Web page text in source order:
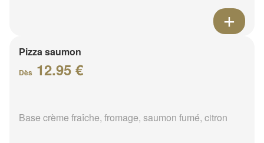
Pizza saumon
Dès 12.95 €
Base crème fraîche, fromage, saumon fumé, citron